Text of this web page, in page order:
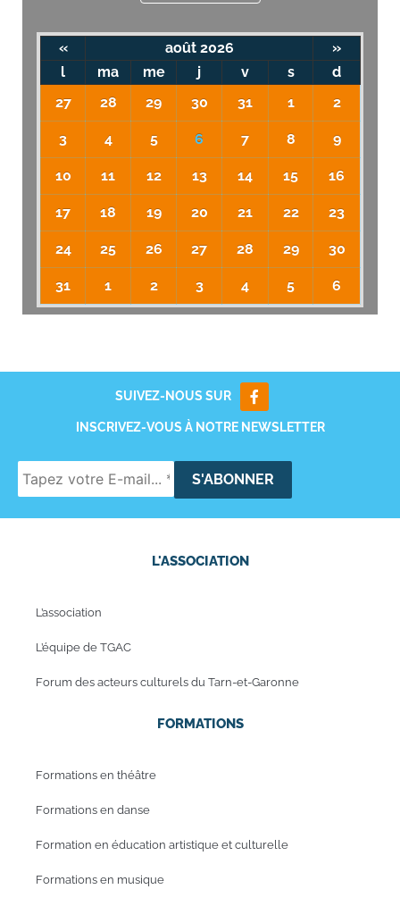
« août 2026
»
l
ma me j v s
d
27
28 29 30 31 1 2
3 4 5 6 7 8 9
10 11 12 13 14 15 16
17 18 19 20 21 22 23
24 25 26 27 28 29 30
31 1 2 3 4 5 6
SUIVEZ-NOUS SUR
INSCRIVEZ-VOUS À NOTRE NEWSLETTER
L'ASSOCIATION
L’association
L’équipe de TGAC
Forum des acteurs culturels du Tarn-et-Garonne
FORMATIONS
Formations en théâtre
Formations en danse
Formation en éducation artistique et culturelle
Formations en musique